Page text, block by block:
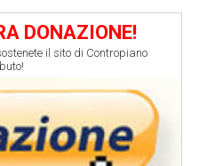
DONAZIONE!
il sito di Contropiano